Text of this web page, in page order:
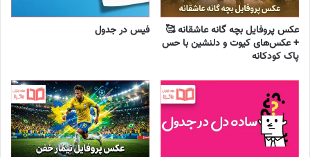
عکس پروفایل بچه گانه عاشقانه 🥰
+ عکس‌های کیوت و دلنشین با حس
پاک کودکانه
فیس در جدول